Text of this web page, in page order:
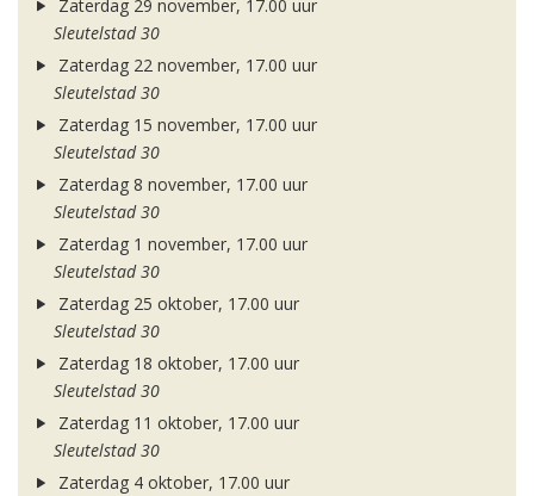
Zaterdag 29 november, 17.00 uur
Sleutelstad 30
Zaterdag 22 november, 17.00 uur
Sleutelstad 30
Zaterdag 15 november, 17.00 uur
Sleutelstad 30
Zaterdag 8 november, 17.00 uur
Sleutelstad 30
Zaterdag 1 november, 17.00 uur
Sleutelstad 30
Zaterdag 25 oktober, 17.00 uur
Sleutelstad 30
Zaterdag 18 oktober, 17.00 uur
Sleutelstad 30
Zaterdag 11 oktober, 17.00 uur
Sleutelstad 30
Zaterdag 4 oktober, 17.00 uur